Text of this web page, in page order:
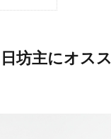
坊主にオスス